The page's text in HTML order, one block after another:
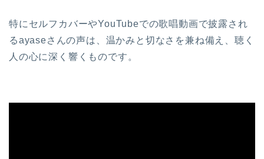
特にセルフカバーやYouTubeでの歌唱動画で披露され
るayaseさんの声は、温かみと切なさを兼ね備え、聴く
人の心に深く響くものです。